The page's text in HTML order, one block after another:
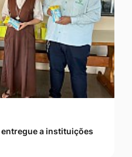
a instituições